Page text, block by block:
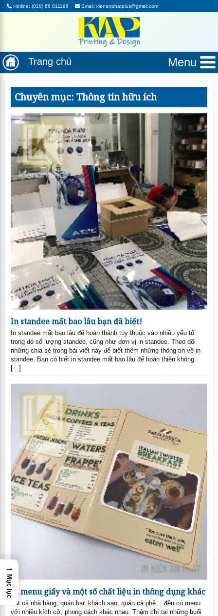
Hotline: (028) 66 811196 Email: kienanphatplus@gmail.com
Trang chủ Menu
Chuyên mục: Thông tin hữu ích
In standee mất bao lâu bạn đã biết!
In standee mất bao lâu để hoàn thành tùy thuộc vào nhiều yếu tố
trong đó số lượng standee, cũng như đơn vị in standee. Theo dõi
những chia sẻ trong bài viết này để biết thêm những thông tin về in
standee. Bạn có biết in standee mất bao lâu để hoàn thiện không.
[…]
In menu giấy và một số chất liệu in thông dụng khác
Tất cả nhà hàng, quán bar, khách sạn, quán cà phê… đều có menu
với nhiều kích cỡ, phong cách khác nhau. Thậm chí tại những buổi
→
Mục lục